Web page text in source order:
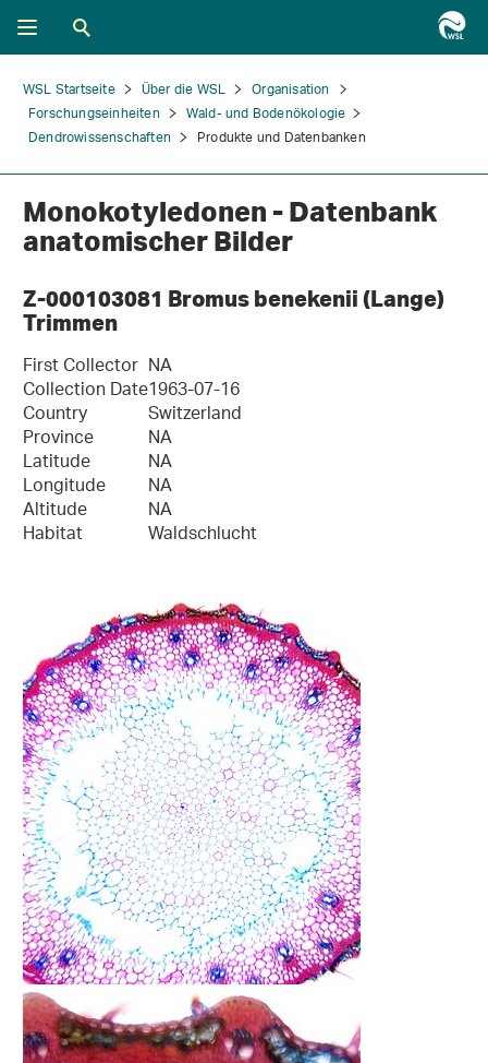
WSL Startseite Über die WSL
Organisation
Forschungseinheiten
Wald- und Bodenökologie
Dendrowissenschaften
Produkte und Datenbanken
Monokotyledonen - Datenbank
anatomischer Bilder
Z-000103081 Bromus benekenii (Lange)
Trimmen
First Collector NA
Collection Date1963-07-16
Country Switzerland
Province NA
Latitude NA
Longitude NA
Altitude NA
Habitat Waldschlucht